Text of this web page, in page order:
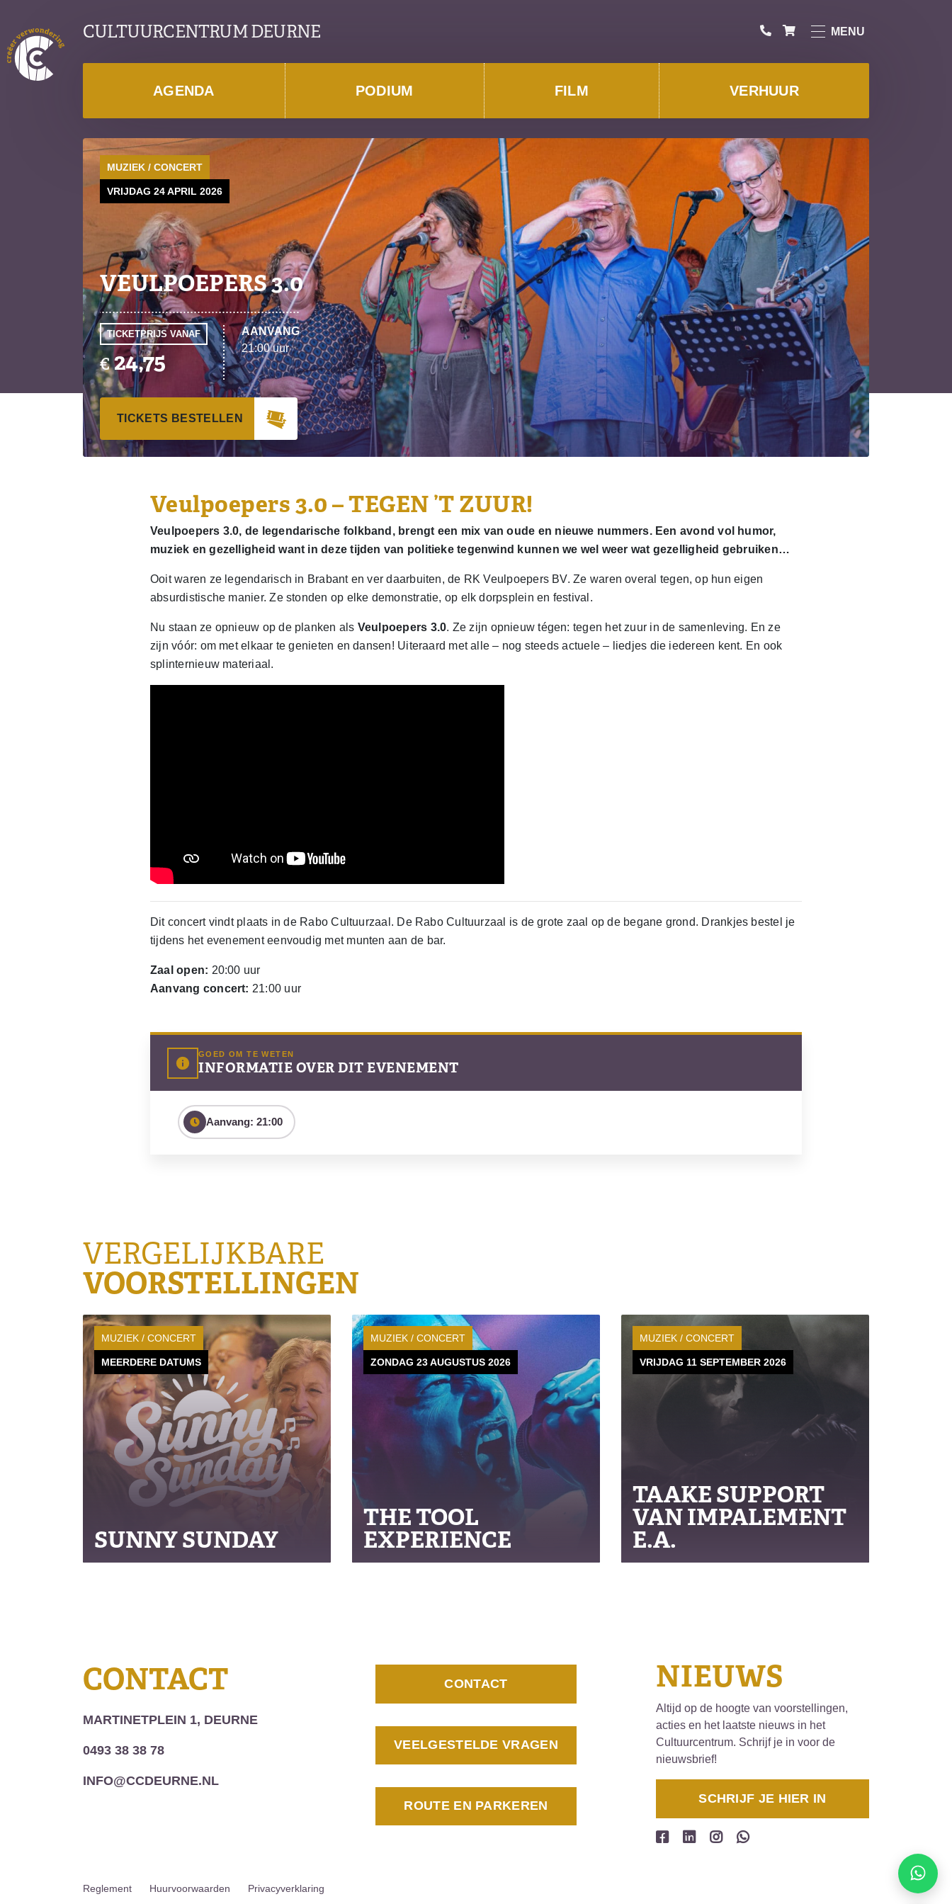
CULTUURCENTRUM DEURNE MENU
AGENDA PODIUM FILM VERHUUR
MUZIEK / CONCERT
VRIJDAG 24 APRIL 2026
VEULPOEPERS 3.0
TICKETPRIJS VANAF
€24,75
AANVANG
21:00 uur
TICKETS BESTELLEN
Veulpoepers 3.0 – TEGEN ’T ZUUR!
Veulpoepers 3.0, de legendarische folkband, brengt een mix van oude en nieuwe nummers. Een avond vol humor,
muziek en gezelligheid want in deze tijden van politieke tegenwind kunnen we wel weer wat gezelligheid gebruiken…
Ooit waren ze legendarisch in Brabant en ver daarbuiten, de RK Veulpoepers BV. Ze waren overal tegen, op hun eigen
absurdistische manier. Ze stonden op elke demonstratie, op elk dorpsplein en festival.
Nu staan ze opnieuw op de planken als Veulpoepers 3.0. Ze zijn opnieuw tégen: tegen het zuur in de samenleving. En ze
zijn vóór: om met elkaar te genieten en dansen! Uiteraard met alle – nog steeds actuele – liedjes die iedereen kent. En ook
splinternieuw materiaal.
Dit concert vindt plaats in de Rabo Cultuurzaal. De Rabo Cultuurzaal is de grote zaal op de begane grond. Drankjes bestel je
tijdens het evenement eenvoudig met munten aan de bar.
Zaal open: 20:00 uur
Aanvang concert: 21:00 uur
GOED OM TE WETEN
INFORMATIE OVER DIT EVENEMENT
Aanvang: 21:00
VERGELIJKBARE
VOORSTELLINGEN
MUZIEK / CONCERT
MEERDERE DATUMS
SUNNY SUNDAY
MUZIEK / CONCERT
ZONDAG 23 AUGUSTUS 2026
THE TOOL
EXPERIENCE
MUZIEK / CONCERT
VRIJDAG 11 SEPTEMBER 2026
TAAKE SUPPORT
VAN IMPALEMENT
E.A.
CONTACT
MARTINETPLEIN 1, DEURNE
0493 38 38 78
INFO@CCDEURNE.NL
CONTACT
VEELGESTELDE VRAGEN
ROUTE EN PARKEREN
NIEUWS
Altijd op de hoogte van voorstellingen,
acties en het laatste nieuws in het
Cultuurcentrum. Schrijf je in voor de
nieuwsbrief!
SCHRIJF JE HIER IN
Reglement Huurvoorwaarden Privacyverklaring